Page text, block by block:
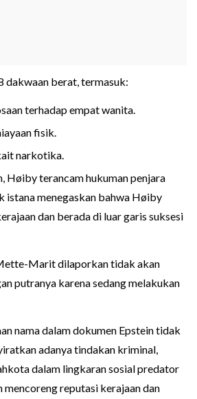
dakwaan berat, termasuk:
terhadap empat wanita.
fisik.
narkotika.
Høiby terancam hukuman penjara
istana menegaskan bahwa Høiby
dan berada di luar garis suksesi
Marit dilaporkan tidak akan
putranya karena sedang melakukan
nama dalam dokumen Epstein tidak
adanya tindakan kriminal,
dalam lingkaran sosial predator
reputasi kerajaan dan